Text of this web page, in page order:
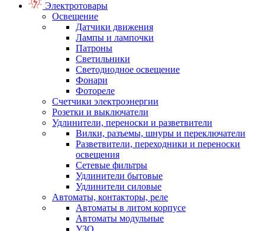
Электротовары
Освещение
Датчики движения
Лампы и лампочки
Патроны
Светильники
Светодиодное освещение
Фонари
Фотореле
Счетчики электроэнергии
Розетки и выключатели
Удлинители, переноски и разветвители
Вилки, разъемы, шнуры и переключатели
Разветвители, переходники и переноски
освещения
Сетевые фильтры
Удлинители бытовые
Удлинители силовые
Автоматы, контакторы, реле
Автоматы в литом корпусе
Автоматы модульные
УЗО